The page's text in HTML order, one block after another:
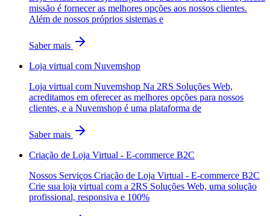
missão é fornecer as melhores opções aos nossos clientes.
Além de nossos próprios sistemas e
Saber mais
Loja virtual com Nuvemshop
Loja virtual com Nuvemshop Na 2RS Soluções Web,
acreditamos em oferecer as melhores opções para nossos
clientes, e a Nuvemshop é uma plataforma de
Saber mais
Criação de Loja Virtual - E-commerce B2C
Nossos Serviços Criação de Loja Virtual - E-commerce B2C
Crie sua loja virtual com a 2RS Soluções Web, uma solução
profissional, responsiva e 100%